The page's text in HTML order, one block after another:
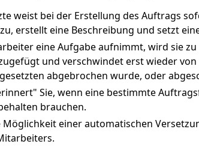
weist bei der Erstellung des Auftrags
erstellt eine Beschreibung und setzt
eine Aufgabe aufnimmt, wird sie
und verschwindet erst wieder
abgebrochen wurde, oder
Sie, wenn eine bestimmte
brauchen.
Möglichkeit einer automatischen